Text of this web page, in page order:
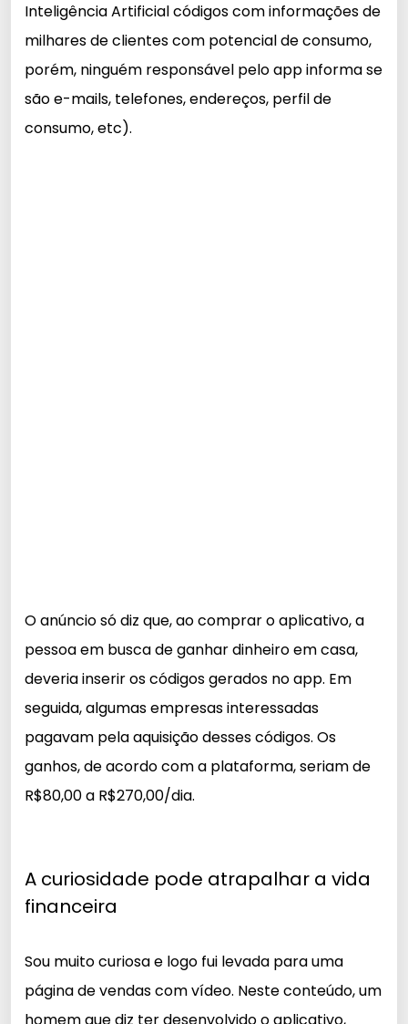
Inteligência Artificial códigos com informações de
milhares de clientes com potencial de consumo,
porém, ninguém responsável pelo app informa se
são e-mails, telefones, endereços, perfil de
consumo, etc).
O anúncio só diz que, ao comprar o aplicativo, a
pessoa em busca de ganhar dinheiro em casa,
deveria inserir os códigos gerados no app. Em
seguida, algumas empresas interessadas
pagavam pela aquisição desses códigos. Os
ganhos, de acordo com a plataforma, seriam de
R$80,00 a R$270,00/dia.
A curiosidade pode atrapalhar a vida
financeira
Sou muito curiosa e logo fui levada para uma
página de vendas com vídeo. Neste conteúdo, um